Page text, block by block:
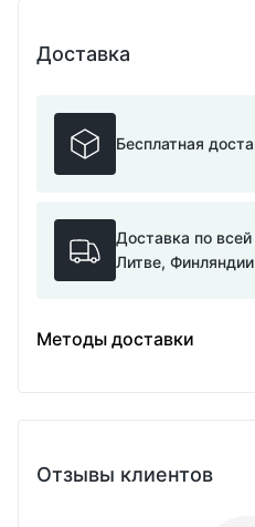
Доставка
Бесплатная
Доставка по
Литве,
Методы доставки
Отзывы клиентов